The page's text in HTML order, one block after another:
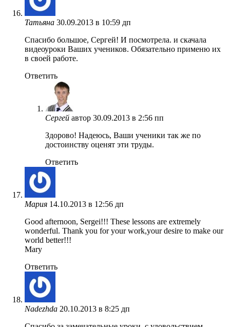
Татьяна 30.09.2013 в 10:59 дп
Спасибо большое, Сергей! И посмотрела. и скачала
видеоуроки Ваших учеников. Обязательно применю их
в своей работе.
Ответить
Сергей автор 30.09.2013 в 2:56 пп
Здорово! Надеюсь, Ваши ученики так же по
достоинству оценят эти труды.
Ответить
Мария 14.10.2013 в 12:56 дп
Good afternoon, Sergei!!! These lessons are extremely
wonderful. Thank you for your work,your desire to make our
world better!!!
Mary
Ответить
Nadezhda 20.10.2013 в 8:25 дп